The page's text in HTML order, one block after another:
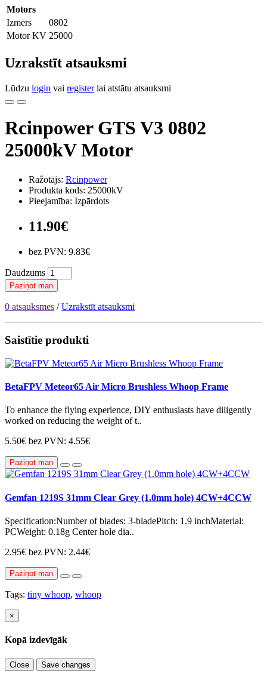
Motors
Izmērs
0802
Motor KV 25000
Uzrakstīt atsauksmi
Lūdzu login vai registerlai atstātu atsauksmi
Rcinpower GTS V3 0802
25000kV Motor
Ražotājs: Rcinpower
Produkta kods: 25000kV
Pieejamība: Izpārdots
11.90€
bez PVN: 9.83€
Daudzums
Paziņot man
0 atsauksmes /Uzrakstīt atsauksmi
Saistītie produkti
BetaFPV Meteor65 Air Micro Brushless Whoop Frame
To enhance the flying experience, DIY enthusiasts have diligently
worked on reducing the weight of t..
5.50€ bez PVN: 4.55€
Paziņot man
Gemfan 1219S 31mm Clear Grey (1.0mm hole) 4CW+4CCW
Specification:Number of blades: 3-bladePitch: 1.9 inchMaterial:
PCWeight: 0.18g Center hole dia..
2.95€ bez PVN: 2.44€
Paziņot man
Tags: tiny whoop, whoop
×
Kopā izdevīgāk
Close Save changes